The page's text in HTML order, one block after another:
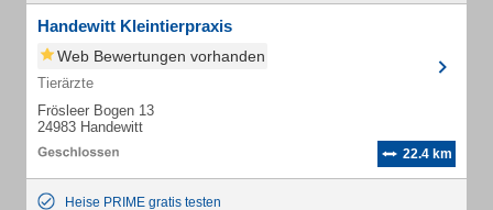
Handewitt Kleintierpraxis
Web Bewertungen vorhanden
Tierärzte
Frösleer Bogen 13
24983 Handewitt
22.4 km
Heise PRIME gratis testen